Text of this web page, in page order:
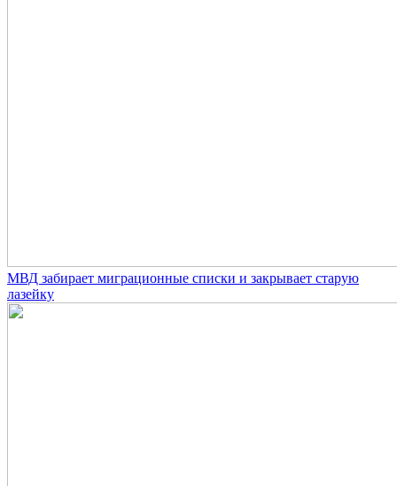
МВД забирает миграционные списки и закрывает старую
лазейку